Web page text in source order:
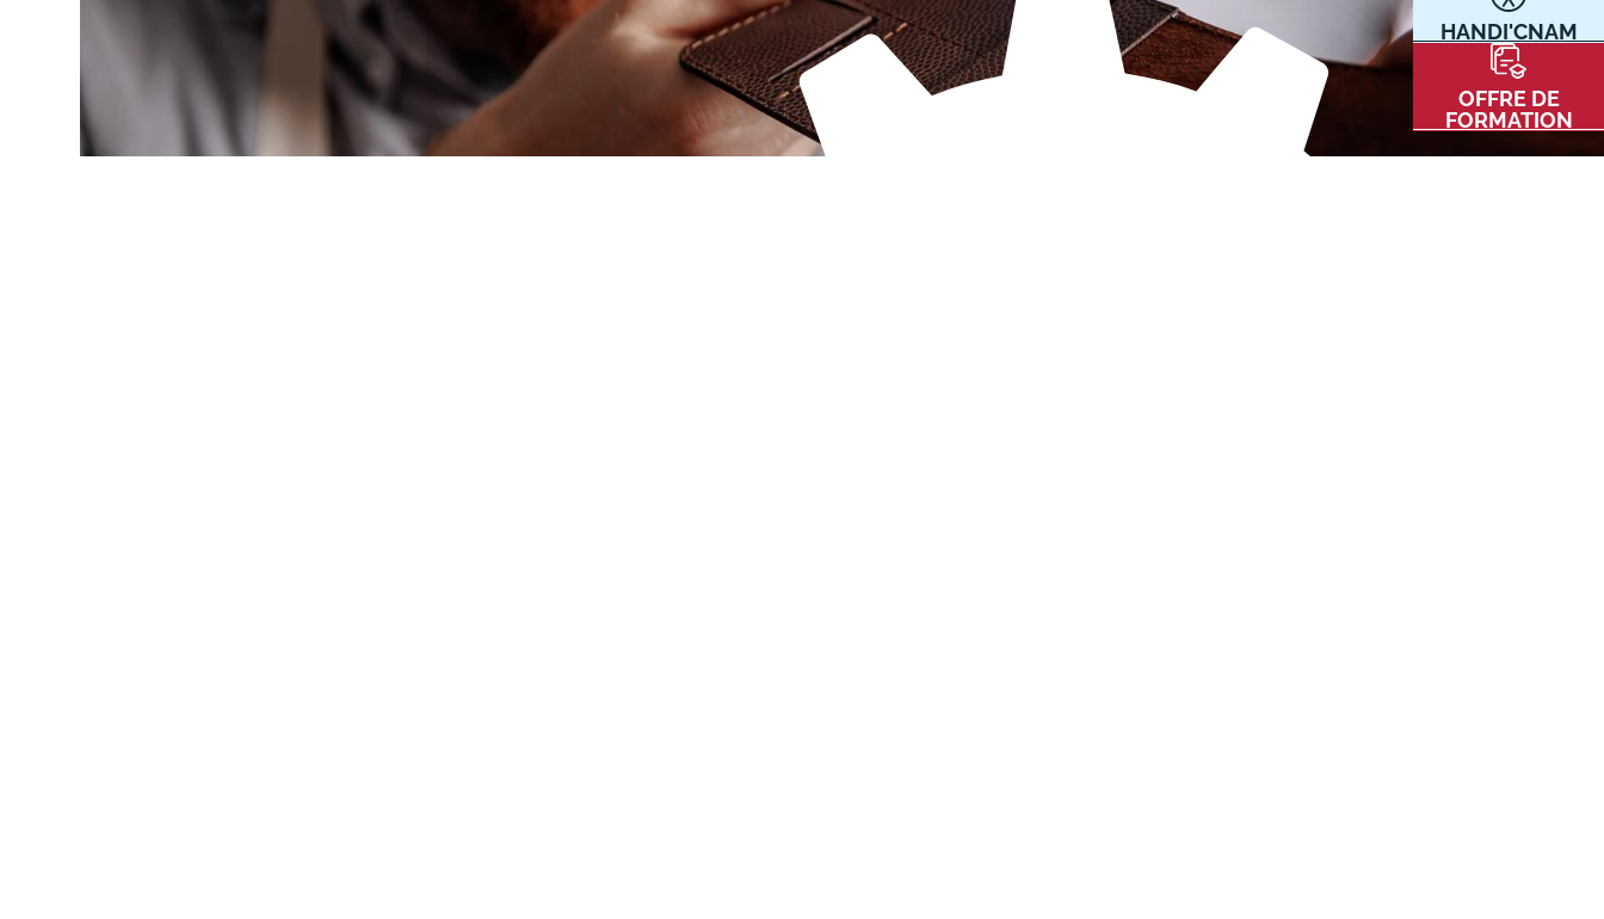
HANDI'CNAM
OFFRE DE
FORMATION
Actualités
Agenda
Revue de presse
Alternance
Enseignement à distance
Validation des Acquis de
l'Expérience (VAE)
Validation des études
Qualiopi
Le Cnam ICSV
Mobilité internationale et
Règlement intérieur
Communication
Kits communications Cnam
Fiche contact salons, forums,